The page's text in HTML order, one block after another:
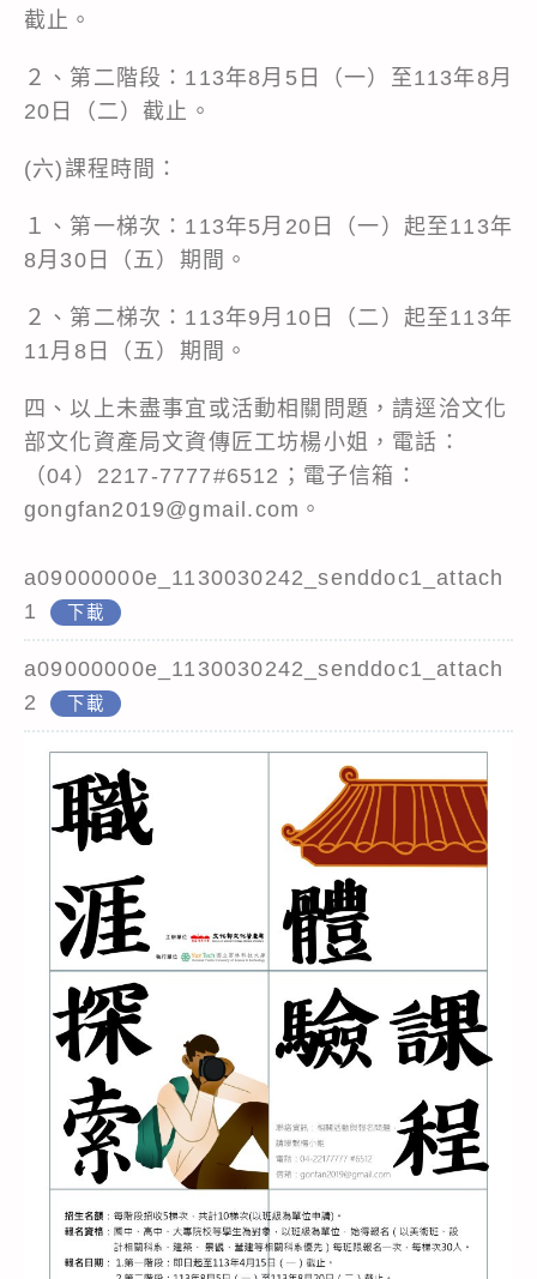
截止。
２、第二階段：113年8月5日（一）至113年8月
20日（二）截止。
(六)課程時間：
１、第一梯次：113年5月20日（一）起至113年
8月30日（五）期間。
２、第二梯次：113年9月10日（二）起至113年
11月8日（五）期間。
四、以上未盡事宜或活動相關問題，請逕洽文化
部文化資產局文資傳匠工坊楊小姐，電話：
（04）2217-7777#6512；電子信箱：
gongfan2019@gmail.com。
a09000000e_1130030242_senddoc1_attach
1
下載
a09000000e_1130030242_senddoc1_attach
2
下載